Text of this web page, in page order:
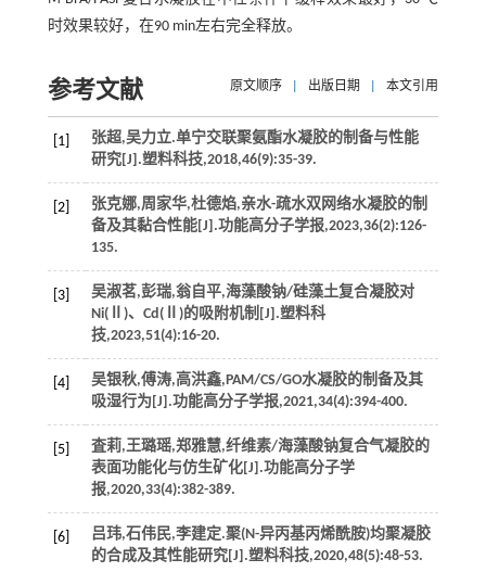
时效果较好，在90 min左右完全释放。
参考文献 原文顺序 出版日期 本文引用
[1]
张超,吴力立.单宁交联聚氨酯水凝胶的制备与性能
研究[J].塑料科技,2018,46(9):35-39.
[2]
张克娜,周家华,杜德焰,亲水-疏水双网络水凝胶的制
备及其黏合性能[J].功能高分子学报,2023,36(2):126-
135.
[3]
吴淑茗,彭瑞,翁自平,海藻酸钠/硅藻土复合凝胶对
Ni(Ⅱ)、Cd(Ⅱ)的吸附机制[J].塑料科
技,2023,51(4):16-20.
[4]
吴银秋,傅涛,高洪鑫,PAM/CS/GO水凝胶的制备及其
吸湿行为[J].功能高分子学报,2021,34(4):394-400.
[5]
査莉,王璐瑶,郑雅慧,纤维素/海藻酸钠复合气凝胶的
表面功能化与仿生矿化[J].功能高分子学
报,2020,33(4):382-389.
[6]
吕玮,石伟民,李建定.聚(N-异丙基丙烯酰胺)均聚凝胶
的合成及其性能研究[J].塑料科技,2020,48(5):48-53.